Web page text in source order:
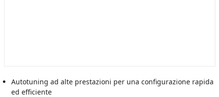
Autotuning ad alte prestazioni per una configurazione rapida
ed efficiente